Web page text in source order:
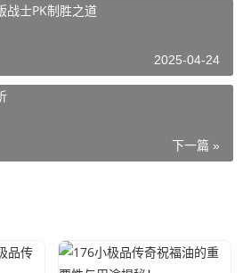
战士PK制胜之道
2025-04-24
下一篇 »